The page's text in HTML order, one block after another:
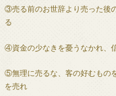
③売る前のお世辞より売った後
る
④資金の少なきを憂うなかれ、
⑤無理に売るな、客の好むもの
を売れ